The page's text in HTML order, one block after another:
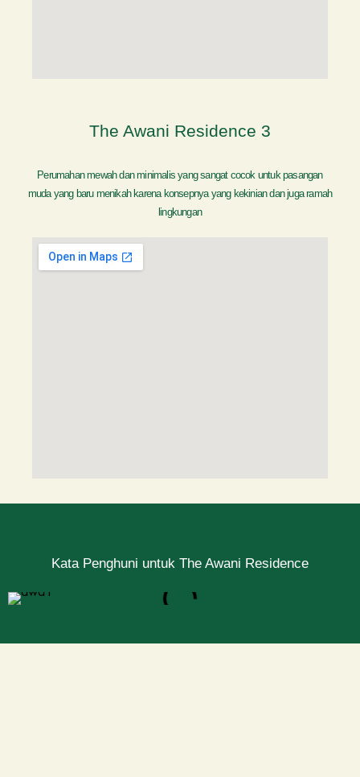
The Awani Residence 3
Perumahan mewah dan minimalis yang sangat cocok untuk pasangan
muda yang baru menikah karena konsepnya yang kekinian dan juga ramah
lingkungan
Kata Penghuni untuk The Awani Residence